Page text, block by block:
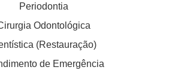
Periodontia
Odontológica
(Restauração)
de Emergência